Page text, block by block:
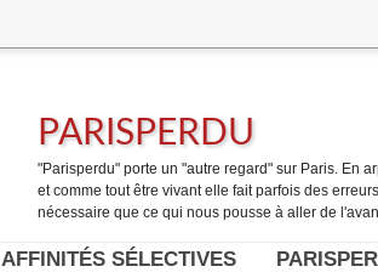
PARISPERDU
"Parisperdu" porte un "autre regard" sur Paris. En
et comme tout être vivant elle fait parfois des
nécessaire que ce qui nous pousse à aller de
AFFINITÉS SÉLECTIVES